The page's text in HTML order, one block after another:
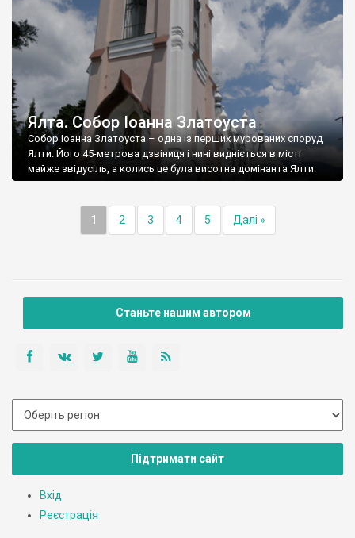
Ялта. Собор Іоанна Златоуста
Собор Іоанна Златоуста – одна із перших мурованих споруд
Ялти. Його 45-метрова дзвіниця і нині видніється в місті
майже звідусіль, а колись це була висотна домінанта Ялти.
1 2 3 4 5 Далі »
Станьте нашим автором
Підтримати сайт
Вхід
Реєстрація